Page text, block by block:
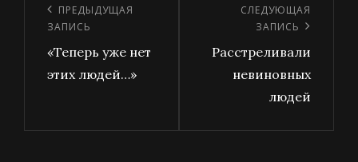
по
записям
Предыдущая
ПРЕДЫДУЩАЯ
ЗАПИСЬ
«Теперь уже нет
этих людей…»
Следующая
СЛЕДУЮЩАЯ
ЗАПИСЬ
Расстреливали
невиновных
людей